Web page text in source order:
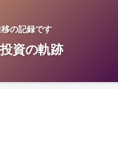
の記録です
資の軌跡